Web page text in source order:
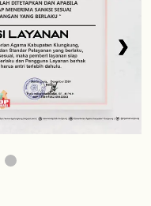
❯
❯
❯
❯
❯